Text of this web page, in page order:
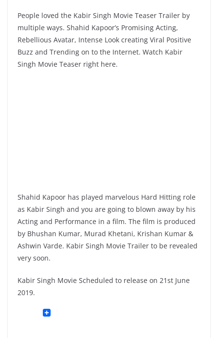
People loved the Kabir Singh Movie Teaser Trailer by
multiple ways. Shahid Kapoor’s Promising Acting,
Rebellious Avatar, Intense Look creating Viral Positive
Buzz and Trending on to the Internet. Watch Kabir
Singh Movie Teaser right here.
Shahid Kapoor has played marvelous Hard Hitting role
as Kabir Singh and you are going to blown away by his
Acting and Performance in a film. The film is produced
by Bhushan Kumar, Murad Khetani, Krishan Kumar &
Ashwin Varde. Kabir Singh Movie Trailer to be revealed
very soon.
Kabir Singh Movie Scheduled to release on 21st June
2019.